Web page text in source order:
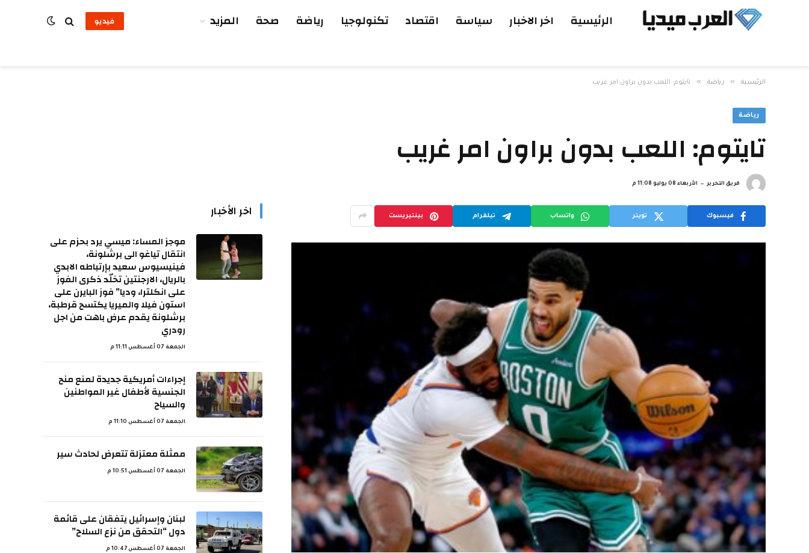
الرئيسية اخر الاخبار سياسة اقتصاد تكنولوجيا رياضة صحة المزيد فيديو
الرئيسية » رياضة » تايتوم: اللعب بدون براون امر غريب
رياضة
تايتوم: اللعب بدون براون امر غريب
فريق التحرير الأربعاء 08 يوليو 11:08 م
فيسبوك تويتر واتساب تيلقرام بينتيريست اخر الأخبار
موجز المساء: ميسي يرد بحزم على
انتقال تياغو الى برشلونة،
فينيسيوس سعيد بإرتباطه الابدي
بالريال، الارجنتين تخلّد ذكرى الفوز
على انكلترا، وديا” فوز البايرن على
استون فيلا والميريا يكتسح قرطبة،
برشلونة يقدم عرض باهت من اجل
رودري
الجمعة 07 أغسطس 11:11 م
إجراءات أمريكية جديدة لمنع منح
الجنسية لأطفال غير المواطنين
والسياح
الجمعة 07 أغسطس 11:10 م
ممثلة معتزلة تتعرض لحادث سير
الجمعة 07 أغسطس 10:51 م
لبنان وإسرائيل يتفقان على قائمة
دول “التحقق من نزع السلاح”
الجمعة 07 أغسطس 10:47 م